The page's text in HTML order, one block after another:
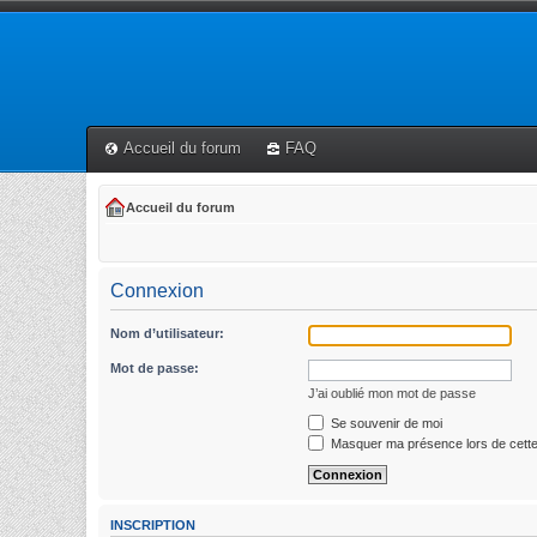
Accueil du forum FAQ
Accueil du forum
Connexion
Nom d’utilisateur:
Mot de passe:
J’ai oublié mon mot de passe
Se souvenir de moi
Masquer ma présence lors de
INSCRIPTION